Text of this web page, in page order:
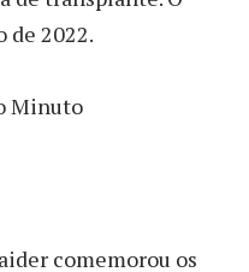
de 2022.
comemorou os